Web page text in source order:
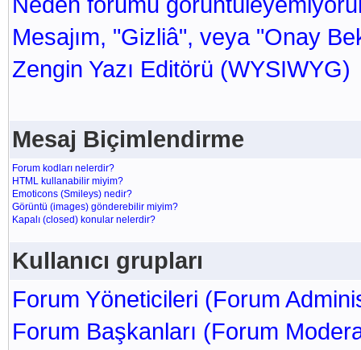
Mesajım, "Gizliâ", veya "Onay
Zengin Yazı Editörü (WYSIWYG)
Mesaj Biçimlendirme
Forum kodları nelerdir?
HTML kullanabilir miyim?
Emoticons (Smileys) nedir?
Görüntü (images) gönderebilir miyim?
Kapalı (closed) konular nelerdir?
Kullanıcı grupları
Forum Yöneticileri (Forum
Forum Başkanları (Forum